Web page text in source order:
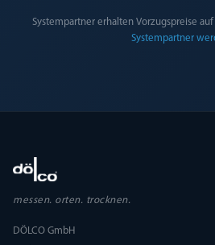
Systempartner erhalten Vorzugspreise
Systempartner
messen. orten. trocknen.
DÖLCO GmbH